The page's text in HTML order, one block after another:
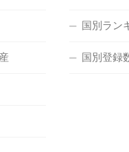
国別ラン
国別登録